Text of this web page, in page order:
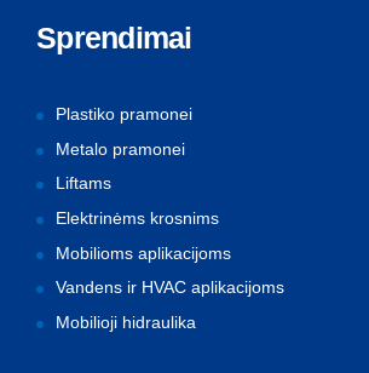
Sprendimai
Plastiko pramonei
Metalo pramonei
Liftams
Elektrinėms krosnims
Mobilioms aplikacijoms
Vandens ir HVAC aplikacijoms
Mobilioji hidraulika